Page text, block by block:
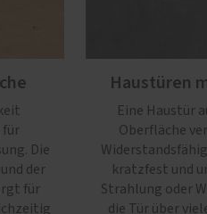
für
Die
der
für
Haustüren
Eine Haustür
Oberfläche
kratzfest und
Strahlung oder
die Tür über